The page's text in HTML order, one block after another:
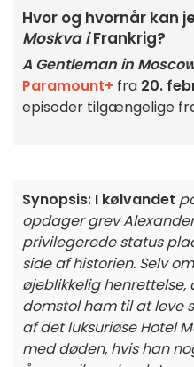
Hvor og hvornår kan
Moskva iFrankrig?
A Gentleman in
Paramount+ fra 20.
episoder tilgængelige
Synopsis: I kølvandet
opdager grev
privilegerede status
side af historien. Selv
øjeblikkelig henrettelse,
domstol ham til at leve
af det luksuriøse Hotel
med døden, hvis han